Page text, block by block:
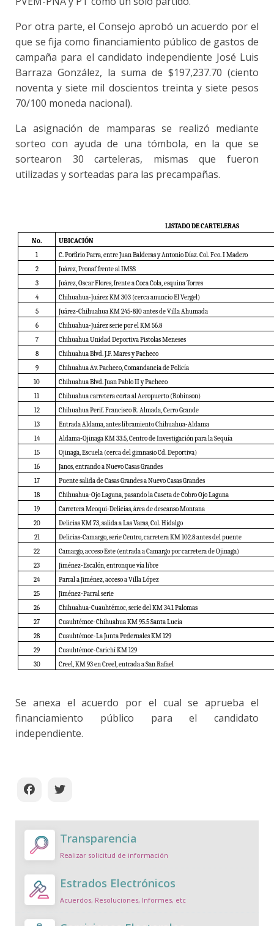
Por otra parte, el Consejo aprobó un acuerdo por el
que se fija como financiamiento público de gastos de
campaña para el candidato independiente José Luis
Barraza González, la suma de $197,237.70 (ciento
noventa y siete mil doscientos treinta y siete pesos
70/100 moneda nacional).
La asignación de mamparas se realizó mediante
sorteo con ayuda de una tómbola, en la que se
sortearon 30 carteleras, mismas que fueron
utilizadas y sorteadas para las precampañas.
LISTADO DE CARTELERAS
No.
UBICACIÓN
1
C. Porfirio Parra, entre Juan Balderas y Antonio Díaz. Col. Fco. I Madero
2
Juárez, Pronaf frente al IMSS
3
Juárez, Oscar Flores, frente a Coca Cola, esquina Torres
4
Chihuahua-Juárez KM 303 (cerca anuncio El Vergel)
5
Juárez-Chihuahua KM 245-810 antes de Villa Ahumada
6
Chihuahua-Juárez serie por el KM 56.8
7
Chihuahua Unidad Deportiva Pistolas Meneses
8
Chihuahua Blvd. J.F. Mares y Pacheco
9
Chihuahua Av. Pacheco, Comandancia de Policía
10
Chihuahua Blvd. Juan Pablo II y Pacheco
11
Chihuahua carretera corta al Aeropuerto (Robinson)
12
Chihuahua Perif. Francisco R. Almada, Cerro Grande
13
Entrada Aldama, antes libramiento Chihuahua-Aldama
14
Aldama-Ojinaga KM 33.5, Centro de Investigación para la Sequía
15
Ojinaga, Escuela (cerca del gimnasio Cd. Deportiva)
16
Janos, entrando a Nuevo Casas Grandes
17
Puente salida de Casas Grandes a Nuevo Casas Grandes
18
Chihuahua-Ojo Laguna, pasando la Caseta de Cobro Ojo Laguna
19
Carretera Meoqui-Delicias, área de descanso Montana
20
Delicias KM 73, salida a Las Varas, Col. Hidalgo
21
Delicias-Camargo, serie Centro, carretera KM 102.8 antes del puente
22
Camargo, acceso Este (entrada a Camargo por carretera de Ojinaga)
23
Jiménez-Escalón, entronque vía libre
24
Parral a Jiménez, acceso a Villa López
25
Jiménez-Parral serie
26
Chihuahua-Cuauhtémoc, serie del KM 34.1 Palomas
27
Cuauhtémoc-Chihuahua KM 95.5 Santa Lucía
28
Cuauhtémoc-La Junta Pedernales KM 129
29
Cuauhtémoc-Carichí KM 129
30
Creel, KM 93 en Creel, entrada a San Rafael
Se anexa el acuerdo por el cual se aprueba el
financiamiento público para el candidato
independiente.
Transparencia
Realizar solicitud de información
Estrados Electrónicos
Acuerdos, Resoluciones, Informes, etc